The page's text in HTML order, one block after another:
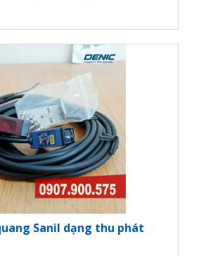
Sanil dạng thu phát